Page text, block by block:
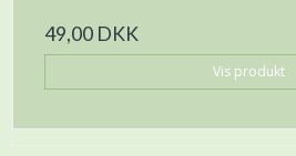
49,00 DKK
Vis produkt